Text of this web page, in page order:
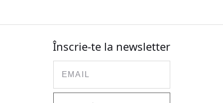
Înscrie-te la newsletter